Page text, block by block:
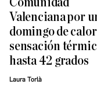
Valenciana por
domingo de
sensación
hasta 42 grados
Laura Torlà